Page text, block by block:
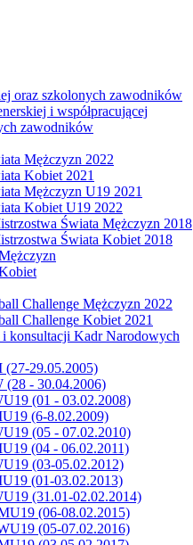
oraz szkolonych zawodników
i współpracującej
zawodników
Mężczyzn 2022
Kobiet 2021
Mężczyzn U19 2021
Kobiet U19 2022
Świata Mężczyzn 2018
Świata Kobiet 2018
Challenge Mężczyzn 2022
Challenge Kobiet 2021
konsultacji Kadr Narodowych
(27-29.05.2005)
(28 - 30.04.2006)
(01 - 03.02.2008)
(6-8.02.2009)
(05 - 07.02.2010)
(04 - 06.02.2011)
(03-05.02.2012)
(01-03.02.2013)
(31.01-02.02.2014)
(06-08.02.2015)
(05-07.02.2016)